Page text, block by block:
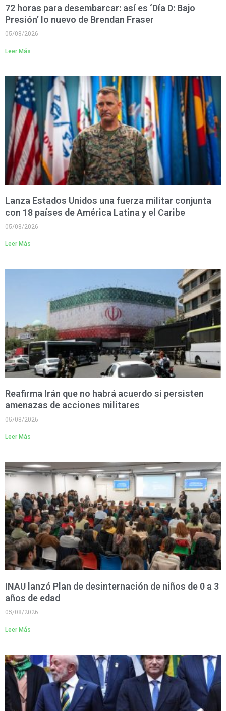
72 horas para desembarcar: así es ‘Día D: Bajo
Presión’ lo nuevo de Brendan Fraser
05/08/2026
Leer Más
Lanza Estados Unidos una fuerza militar conjunta
con 18 países de América Latina y el Caribe
05/08/2026
Leer Más
Reafirma Irán que no habrá acuerdo si persisten
amenazas de acciones militares
05/08/2026
Leer Más
INAU lanzó Plan de desinternación de niños de 0 a 3
años de edad
05/08/2026
Leer Más